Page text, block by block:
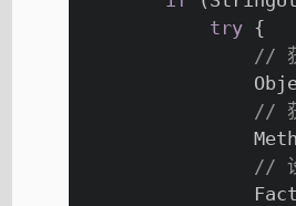
try {
//
//
//